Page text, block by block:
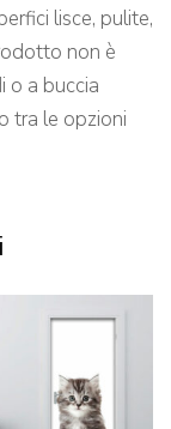
lisce, pulite,
non è
o a buccia
tra le opzioni